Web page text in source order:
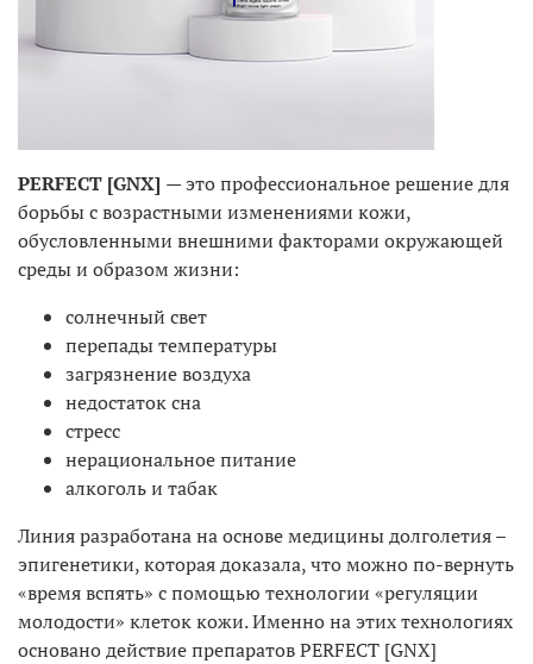
PERFECT [GNX] — это профессиональное решение для
борьбы с возрастными изменениями кожи,
обусловленными внешними факторами окружающей
среды и образом жизни:
солнечный свет
перепады температуры
загрязнение воздуха
недостаток сна
стресс
нерациональное питание
алкоголь и табак
Линия разработана на основе медицины долголетия –
эпигенетики, которая доказала, что можно по-вернуть
«время вспять» с помощью технологии «регуляции
молодости» клеток кожи. Именно на этих технологиях
основано действие препаратов PERFECT [GNX]